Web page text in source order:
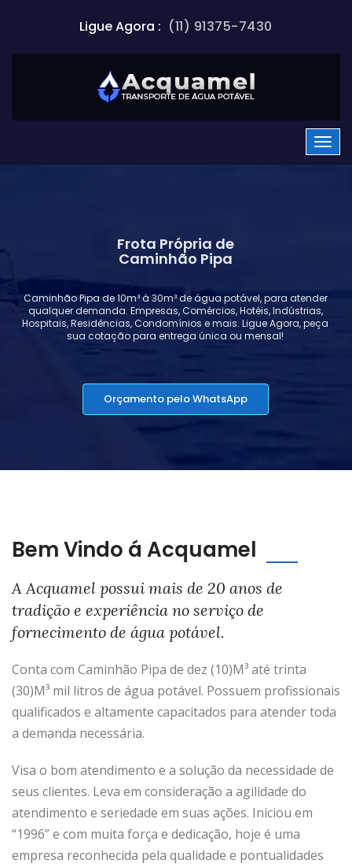
Ligue Agora : (11) 91375-7430
Frota Própria de
Caminhão Pipa
Caminhão Pipa de 10m³ á 30m³ de água potável, para atender
qualquer demanda. Empresas, Comércios, Hotéis, Indústrias,
Hospitais, Residências, Condomínios e mais. Ligue Agora, peça
sua cotação para entrega única ou mensal!
Orçamento pelo WhatsApp
Bem Vindo á Acquamel
A Acquamel possui mais de 20 anos de
tradição e experiência no serviço de
fornecimento de água potável.
Conta com Caminhão Pipa de dez (10)M³ até trinta
(30)M³ mil litros de água potável. Possuem profissionais
qualificados e altamente capacitados para atender toda
a demanda necessária.
Visa o bom atendimento e a solução da necessidade de
seus clientes. Leva em consideração a agilidade do
atendimento e seriedade em suas ações. Iniciou em
“1996” e com muita força e dedicação, hoje é uma
empresa reconhecida pela qualidade e pontualidades